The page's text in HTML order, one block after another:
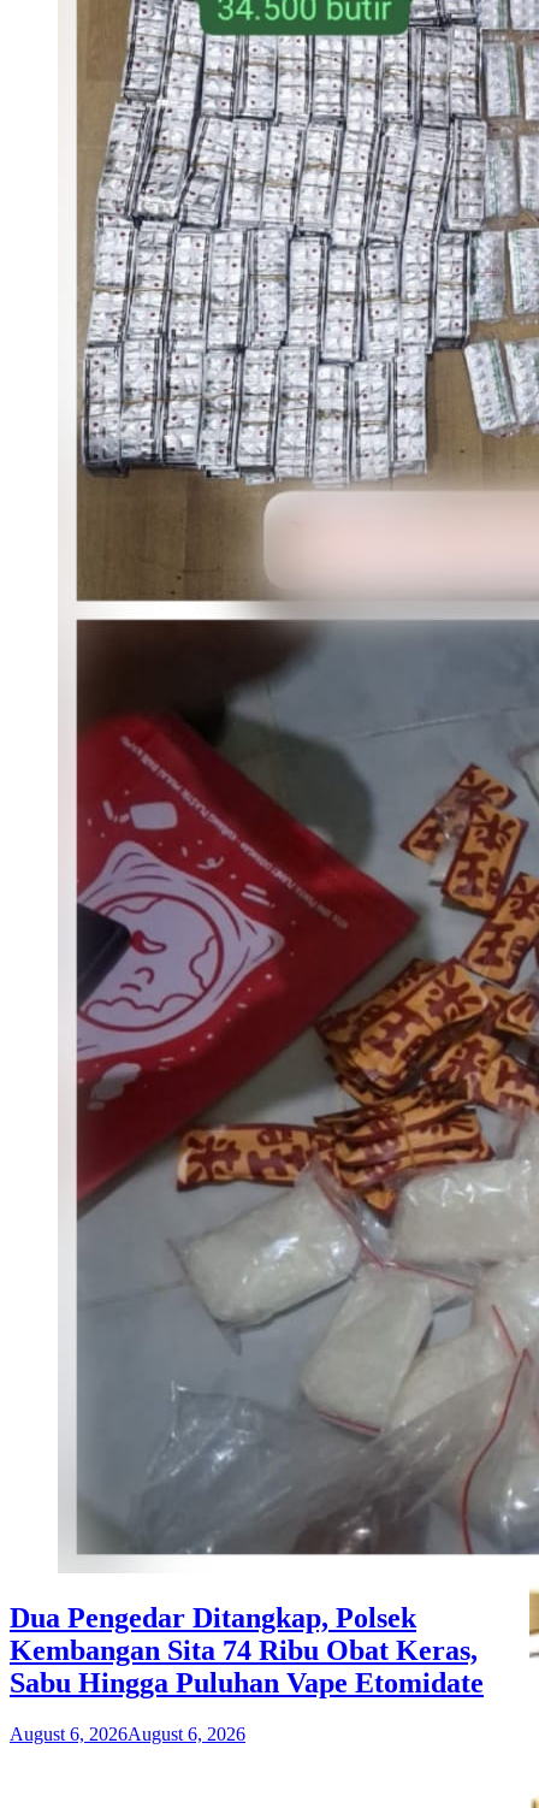
Dua Pengedar Ditangkap, Polsek
Kembangan Sita 74 Ribu Obat Keras,
Sabu Hingga Puluhan Vape Etomidate
August 6, 2026August 6, 2026